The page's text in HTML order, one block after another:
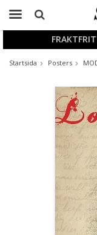
Startsida Posters